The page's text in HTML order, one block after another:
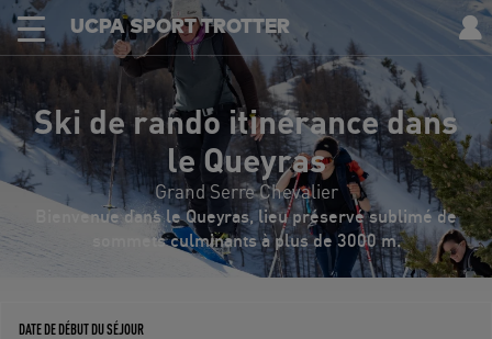
UCPA SPORT TROTTER
Ski de rando itinérance dans
le Queyras
Grand Serre Chevalier
Bienvenue dans le Queyras, lieu préservé sublimé de
sommets culminants à plus de 3000 m.
DATE DE DÉBUT DU SÉJOUR
Avis
Infos pratiques
Jour après jour
En images
Le voyage